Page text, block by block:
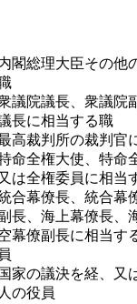
閣総理大臣その他
議院議長、衆議院
長に相当する職
高裁判所の裁判官
命全権大使、特命
は全権委員に相当
合幕僚長、統合幕
長、海上幕僚長、
幕僚副長に相当す
家の議決を経、又
の役員